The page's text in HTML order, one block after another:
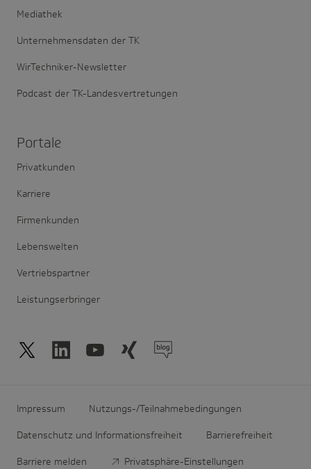
Mediathek
Unternehmensdaten der TK
WirTechniker-Newsletter
Podcast der TK-Landesvertretungen
Portale
Privatkunden
Karriere
Firmenkunden
Lebenswelten
Vertriebspartner
Leistungserbringer
Impressum Nutzungs-/Teilnahmebedingungen
Datenschutz und Informationsfreiheit Barrierefreiheit
Barriere melden Privatsphäre-Einstellungen